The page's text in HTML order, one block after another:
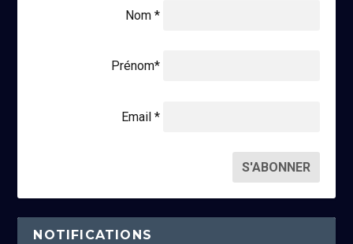
Nom *
Prénom*
Email *
NOTIFICATIONS